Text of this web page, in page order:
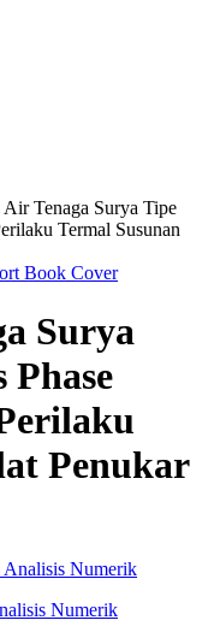
Air Tenaga Surya Tipe
Termal Susunan
Surya
Penukar
Numerik